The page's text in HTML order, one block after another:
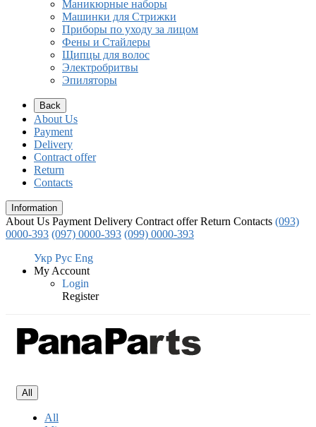
Маникюрные наборы
Машинки для Стрижки
Приборы по уходу за лицом
Фены и Стайлеры
Щипцы для волос
Электробритвы
Эпиляторы
Back
About Us
Payment
Delivery
Contract offer
Return
Contacts
Information
About Us Payment Delivery Contract offer Return Contacts (093)
0000-393 (097) 0000-393 (099) 0000-393
Укр Рус Eng
My Account
Login
Register
All
All